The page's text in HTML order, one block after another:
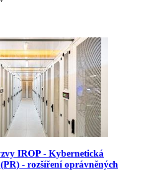
IROP - Kybernetická
- rozšíření oprávněných